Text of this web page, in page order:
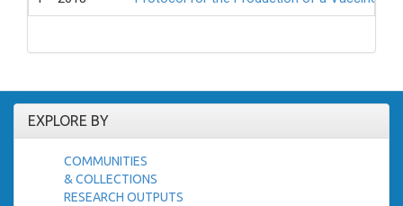
EXPLORE BY
COMMUNITIES
& COLLECTIONS
RESEARCH OUTPUTS